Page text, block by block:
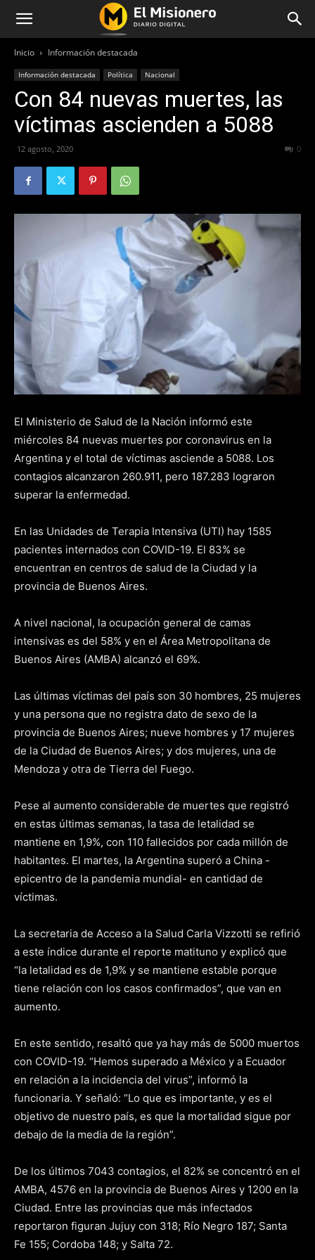
Inicio Información destacada
Información destacada Política Nacional
Con 84 nuevas muertes, las
víctimas ascienden a 5088
12 agosto, 2020 0
El Ministerio de Salud de la Nación informó este
miércoles 84 nuevas muertes por coronavirus en la
Argentina y el total de víctimas asciende a 5088. Los
contagios alcanzaron 260.911, pero 187.283 lograron
superar la enfermedad.
En las Unidades de Terapia Intensiva (UTI) hay 1585
pacientes internados con COVID-19. El 83% se
encuentran en centros de salud de la Ciudad y la
provincia de Buenos Aires.
A nivel nacional, la ocupación general de camas
intensivas es del 58% y en el Área Metropolitana de
Buenos Aires (AMBA) alcanzó el 69%.
Las últimas víctimas del país son 30 hombres, 25 mujeres
y una persona que no registra dato de sexo de la
provincia de Buenos Aires; nueve hombres y 17 mujeres
de la Ciudad de Buenos Aires; y dos mujeres, una de
Mendoza y otra de Tierra del Fuego.
Pese al aumento considerable de muertes que registró
en estas últimas semanas, la tasa de letalidad se
mantiene en 1,9%, con 110 fallecidos por cada millón de
habitantes. El martes, la Argentina superó a China -
epicentro de la pandemia mundial- en cantidad de
víctimas.
La secretaria de Acceso a la Salud Carla Vizzotti se refirió
a este índice durante el reporte matituno y explicó que
“la letalidad es de 1,9% y se mantiene estable porque
tiene relación con los casos confirmados”, que van en
aumento.
En este sentido, resaltó que ya hay más de 5000 muertos
con COVID-19. “Hemos superado a México y a Ecuador
en relación a la incidencia del virus”, informó la
funcionaria. Y señaló: “Lo que es importante, y es el
objetivo de nuestro país, es que la mortalidad sigue por
debajo de la media de la región”.
De los últimos 7043 contagios, el 82% se concentró en el
AMBA, 4576 en la provincia de Buenos Aires y 1200 en la
Ciudad. Entre las provincias que más infectados
reportaron figuran Jujuy con 318; Río Negro 187; Santa
Fe 155; Cordoba 148; y Salta 72.